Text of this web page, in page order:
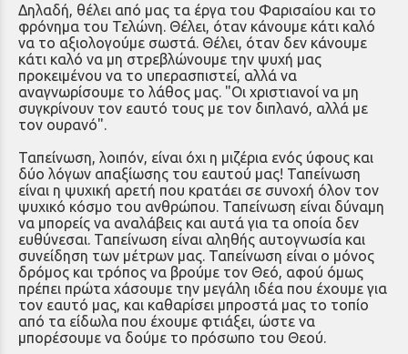
Δηλαδή, θέλει από μας τα έργα του Φαρισαίου και το
φρόνημα του Τελώνη. Θέλει, όταν κάνουμε κάτι καλό
να το αξιολογούμε σωστά. Θέλει, όταν δεν κάνουμε
κάτι καλό να μη στρεβλώνουμε την ψυχή μας
προκειμένου να το υπερασπιστεί, αλλά να
αναγνωρίσουμε το λάθος μας. "Οι χριστιανοί να μη
συγκρίνουν τον εαυτό τους με τον διπλανό, αλλά με
τον ουρανό".
Ταπείνωση, λοιπόν, είναι όχι η μιζέρια ενός ύφους και
δύο λόγων απαξίωσης του εαυτού μας! Ταπείνωση
είναι η ψυχική αρετή που κρατάει σε συνοχή όλον τον
ψυχικό κόσμο του ανθρώπου. Ταπείνωση είναι δύναμη
να μπορείς να αναλάβεις και αυτά για τα οποία δεν
ευθύνεσαι. Ταπείνωση είναι αληθής αυτογνωσία και
συνείδηση των μέτρων μας. Ταπείνωση είναι ο μόνος
δρόμος και τρόπος να βρούμε τον Θεό, αφού όμως
πρέπει πρώτα χάσουμε την μεγάλη ιδέα που έχουμε για
τον εαυτό μας, και καθαρίσει μπροστά μας το τοπίο
από τα είδωλα που έχουμε φτιάξει, ώστε να
μπορέσουμε να δούμε το πρόσωπο του Θεού.